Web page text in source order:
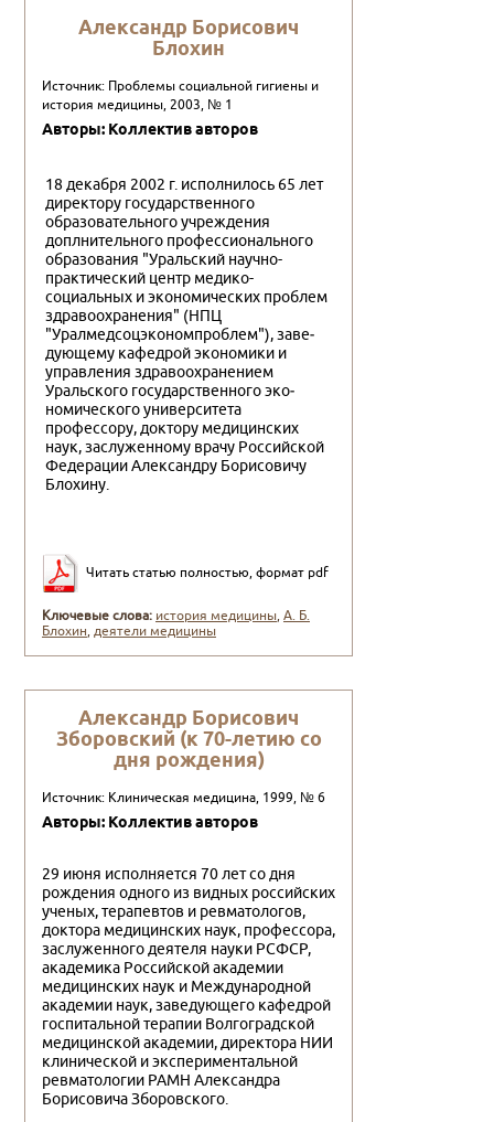
Александр Борисович
Блохин
Источник: Проблемы социальной гигиены и
история медицины, 2003, № 1
Авторы: Коллектив авторов
18 декабря 2002 г. исполнилось 65 лет
директору государственного
образовательного учреждения
доплнительного профессионального
образования "Уральский научно-
практический центр медико-
социальных и экономических проблем
здравоохра­нения" (НПЦ
"Уралмедсоцэкономпроблем"), заве­
дующему кафедрой экономики и
управления здра­воохранением
Уральского государственного эко­
номического университета
профессору, доктору медицинских
наук, заслуженному врачу Россий­ской
Федерации Александру Борисовичу
Блохину.
Читать статью полностью, формат pdf
Ключевые слова: история медицины,А. Б.
Блохин,деятели медицины
Александр Борисович
Зборовский (к 70-летию со
дня рождения)
Источник: Клиническая медицина, 1999, № 6
Авторы: Коллектив авторов
29 июня исполняется 70 лет со дня
рождения одного из видных российских
ученых, терапевтов и ревматологов,
доктора медицинских наук, про­фессора,
заслуженного деятеля науки РСФСР,
академика Российской академии
медицинских на­ук и Международной
академии наук, заведующего кафедрой
госпитальной терапии Волгоградской
медицинской академии, директора НИИ
клини­ческой и экспериментальной
ревматологии РАМН Александра
Борисовича Зборовского.